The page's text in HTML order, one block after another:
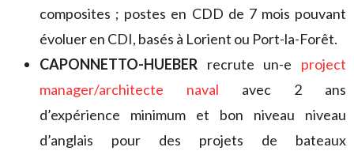
composites ; postes en CDD de 7 mois pouvant
évoluer en CDI, basés à Lorient ou Port-la-Forêt.
CAPONNETTO-HUEBER recrute un-e project
manager/architecte naval avec 2 ans
d’expérience minimum et bon niveau niveau
d’anglais pour des projets de bateaux